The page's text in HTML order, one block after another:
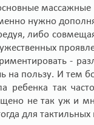
нужно
либо
-
пользу. И тем
ребенка так
не так уж и
для